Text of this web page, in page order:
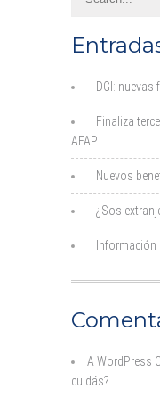
DGI:
Finaliza
AFAP
Nuevos
¿Sos
Información
A WordPress
cuidás?